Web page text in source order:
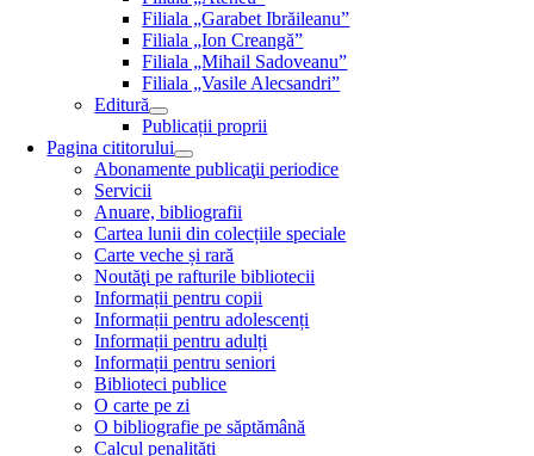
Filiala „Garabet Ibrăileanu”
Filiala „Ion Creangă”
Filiala „Mihail Sadoveanu”
Filiala „Vasile Alecsandri”
Editură
Publicații proprii
Pagina cititorului
Abonamente publicaţii periodice
Servicii
Anuare, bibliografii
Cartea lunii din colecțiile speciale
Carte veche și rară
Noutăţi pe rafturile bibliotecii
Informații pentru copii
Informații pentru adolescenți
Informații pentru adulți
Informații pentru seniori
Biblioteci publice
O carte pe zi
O bibliografie pe săptămână
Calcul penalități